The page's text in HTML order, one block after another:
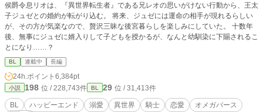
侯爵令息リオは、『異世界転生者』である兄レオの思いがけない行動から、王太
子ジュゼとの婚約が転がり込む。 将来、ジュゼには運命の相手が現れるらしい
が、その方が気楽なので、贅沢三昧な後宮暮らしを楽しみにしていた。 十数年
後、無事にジュゼに婿入りして子どもを授かるが、なんと幼馴染に下賜されるこ
とになり……？
BL 連載中 長編
24h.ポイント 6,384pt
小説 198 位 / 228,743件 BL 29 位 / 31,413件
BL ハッピーエンド 溺愛 異世界 騎士 恋愛
オメガバース